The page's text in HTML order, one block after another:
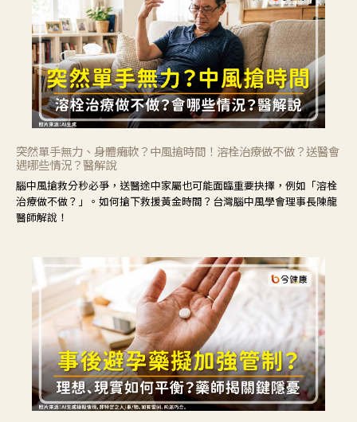
突然單手無力、身體癱軟？中風搶時間！溶栓治療做不做？送醫會
遇哪些情況？醫解說
腦中風搶救分秒必爭，送醫途中家屬也可能面臨重要抉擇，例如「溶栓
治療做不做？」。如何搶下救援黃金時間？台灣腦中風學會理事長陳龍
醫師解說！